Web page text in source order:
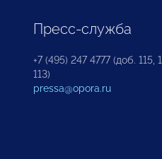
Пресс-служба
+7 (495) 247 4777 (доб. 115,
113)
pressa@opora.ru